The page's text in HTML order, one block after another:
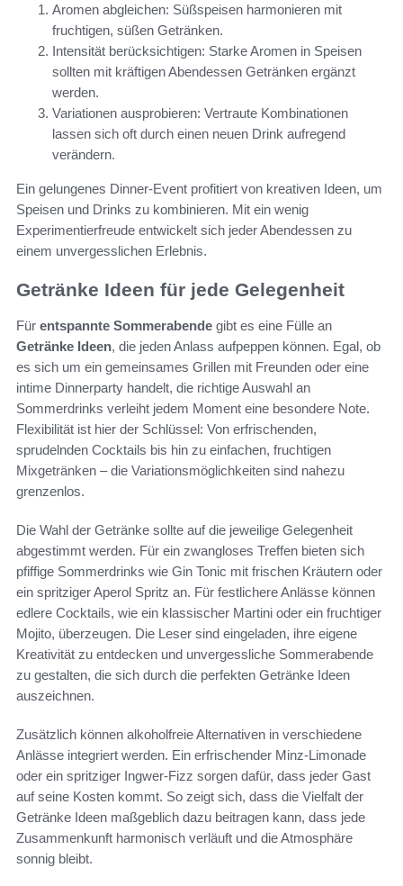
Aromen abgleichen: Süßspeisen harmonieren mit
fruchtigen, süßen Getränken.
Intensität berücksichtigen: Starke Aromen in Speisen
sollten mit kräftigen Abendessen Getränken ergänzt
werden.
Variationen ausprobieren: Vertraute Kombinationen
lassen sich oft durch einen neuen Drink aufregend
verändern.
Ein gelungenes Dinner-Event profitiert von kreativen Ideen, um
Speisen und Drinks zu kombinieren. Mit ein wenig
Experimentierfreude entwickelt sich jeder Abendessen zu
einem unvergesslichen Erlebnis.
Getränke Ideen für jede Gelegenheit
Für entspannte Sommerabende gibt es eine Fülle an
Getränke Ideen, die jeden Anlass aufpeppen können. Egal, ob
es sich um ein gemeinsames Grillen mit Freunden oder eine
intime Dinnerparty handelt, die richtige Auswahl an
Sommerdrinks verleiht jedem Moment eine besondere Note.
Flexibilität ist hier der Schlüssel: Von erfrischenden,
sprudelnden Cocktails bis hin zu einfachen, fruchtigen
Mixgetränken – die Variationsmöglichkeiten sind nahezu
grenzenlos.
Die Wahl der Getränke sollte auf die jeweilige Gelegenheit
abgestimmt werden. Für ein zwangloses Treffen bieten sich
pfiffige Sommerdrinks wie Gin Tonic mit frischen Kräutern oder
ein spritziger Aperol Spritz an. Für festlichere Anlässe können
edlere Cocktails, wie ein klassischer Martini oder ein fruchtiger
Mojito, überzeugen. Die Leser sind eingeladen, ihre eigene
Kreativität zu entdecken und unvergessliche Sommerabende
zu gestalten, die sich durch die perfekten Getränke Ideen
auszeichnen.
Zusätzlich können alkoholfreie Alternativen in verschiedene
Anlässe integriert werden. Ein erfrischender Minz-Limonade
oder ein spritziger Ingwer-Fizz sorgen dafür, dass jeder Gast
auf seine Kosten kommt. So zeigt sich, dass die Vielfalt der
Getränke Ideen maßgeblich dazu beitragen kann, dass jede
Zusammenkunft harmonisch verläuft und die Atmosphäre
sonnig bleibt.